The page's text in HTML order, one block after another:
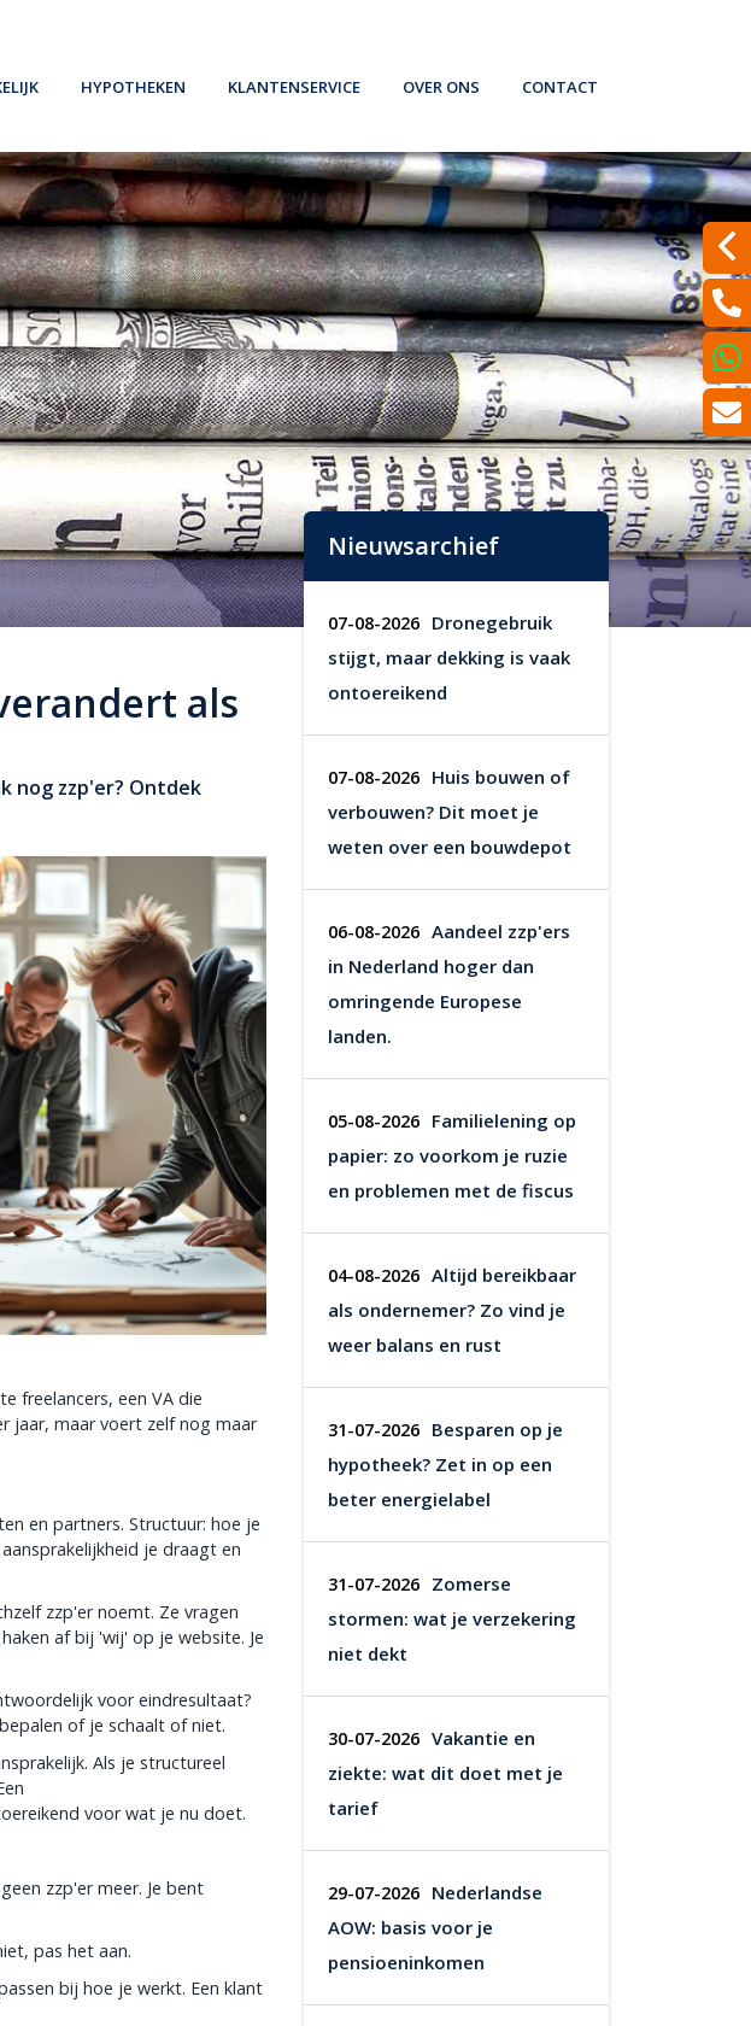
melden
Hypotheken
Oeps, een hypotheek. Wat nu? (filmpje)
Belangrijke informatie en Tips
Hypotheekvormen
Stappenplan
8 Tips
Klantenservice
Iets wijzigen?
Bepaal de dagwaarde van je auto
Schadeformulieren
Serviceformulieren
Werkgeversverklaring
Over ons
Wat doen wij?
Verzekeren
Spaardiensten
Pensioen
Hypotheekadvisering
Dát bedoelen we nou met ontzorgen
Contact
Laat een bericht achter
Even met ons Videobellen?
Een klacht melden?
als
nog zzp'er? Ontdek
freelancers, een VA die
jaar, maar voert zelf nog maar
en partners. Structuur: hoe je
je draagt en
zzp'er noemt. Ze vragen
af bij 'wij' op je website. Je
voor eindresultaat?
of je schaalt of niet.
Als je structureel
voor wat je nu doet.
zzp'er meer. Je bent
pas het aan.
bij hoe je werkt. Een klant
Nieuwsarchief
07-08-2026 Dronegebruik
stijgt, maar dekking is vaak
ontoereikend
07-08-2026 Huis bouwen of
verbouwen? Dit moet je
weten over een bouwdepot
06-08-2026 Aandeel zzp'ers
in Nederland hoger dan
omringende Europese
landen.
05-08-2026 Familielening op
papier: zo voorkom je ruzie
en problemen met de fiscus
04-08-2026 Altijd bereikbaar
als ondernemer? Zo vind je
weer balans en rust
31-07-2026 Besparen op je
hypotheek? Zet in op een
beter energielabel
31-07-2026 Zomerse
stormen: wat je verzekering
niet dekt
30-07-2026 Vakantie en
ziekte: wat dit doet met je
tarief
29-07-2026 Nederlandse
AOW: basis voor je
pensioeninkomen